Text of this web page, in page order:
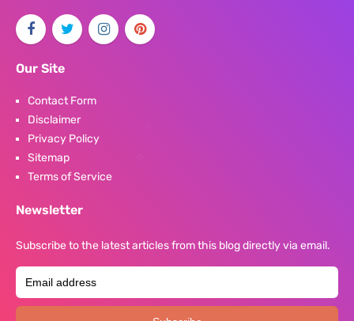
Our Site
Contact Form
Disclaimer
Privacy Policy
Sitemap
Terms of Service
Newsletter
Subscribe to the latest articles from this blog directly via email.